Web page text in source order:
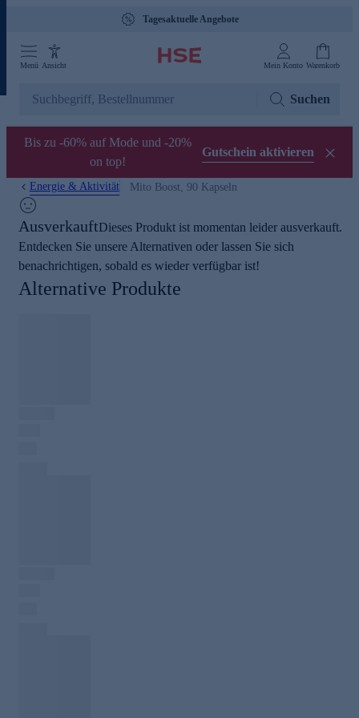
Tagesaktuelle Angebote
Menü Ansicht Mein Konto Warenkorb
Suchen
Bis zu -60% auf Mode und -20%
on top!
Gutschein aktivieren
Energie & Aktivität Mito Boost, 90 Kapseln
AusverkauftDieses Produkt ist momentan leider ausverkauft.
Entdecken Sie unsere Alternativen oder lassen Sie sich
benachrichtigen, sobald es wieder verfügbar ist!
Alternative Produkte